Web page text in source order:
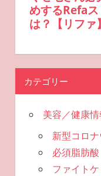
カテゴリー
美容／健康情
新型コロ
必須脂肪酸
ファイト